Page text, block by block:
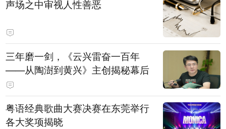
声场之中审视人性善恶
三年磨一剑，《云兴雷奋一百年
——从陶澍到黄兴》主创揭秘幕后
粤语经典歌曲大赛决赛在东莞举行
各大奖项揭晓